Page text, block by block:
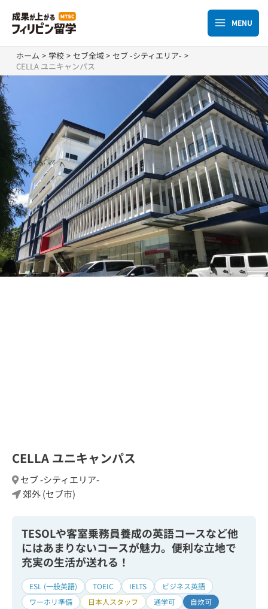
ッ
プ
Main
MENU
ホーム 学校 セブ全域
セブ -シティエリア-
CELLA ユニキャンパス
CELLA ユニキャンパス
セブ -シティエリア-
郊外 (セブ市)
TESOLや客室乗務員養成の英語コースなど他
にはあまりないコースが魅力。便利な立地で
充実の生活が送れる！
ESL (一般英語) TOEIC IELTS
ビジネス英語
ワーホリ準備
日本人スタッフ 通学可 自炊可